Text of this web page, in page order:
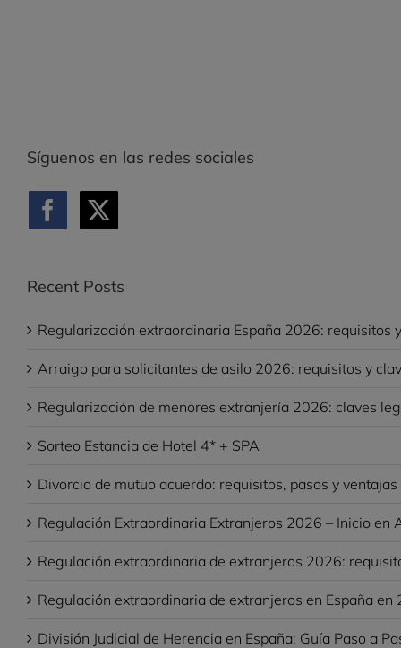
Síguenos en las redes sociales
Recent Posts
Regularización extraordinaria España 2026: requisitos
Arraigo para solicitantes de asilo 2026: requisitos y
Regularización de menores extranjería 2026: claves
Sorteo Estancia de Hotel 4* + SPA
Divorcio de mutuo acuerdo: requisitos, pasos y ventajas
Regulación Extraordinaria Extranjeros 2026 – Inicio en
Regulación extraordinaria de extranjeros 2026:
Regulación extraordinaria de extranjeros en España
División Judicial de Herencia en España: Guía Paso a